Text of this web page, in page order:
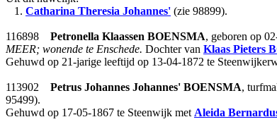
1. Catharina Theresia Johannes' (zie 98899).
116898 Petronella Klaassen BOENSMA, geboren op
MEER; wonende te Enschede. Dochter van Klaas Pieters
Gehuwd op 21-jarige leeftijd op 13-04-1872 te
113902 Petrus Johannes Johannes' BOENSMA,
95499).
Gehuwd op 17-05-1867 te Steenwijk met Aleida